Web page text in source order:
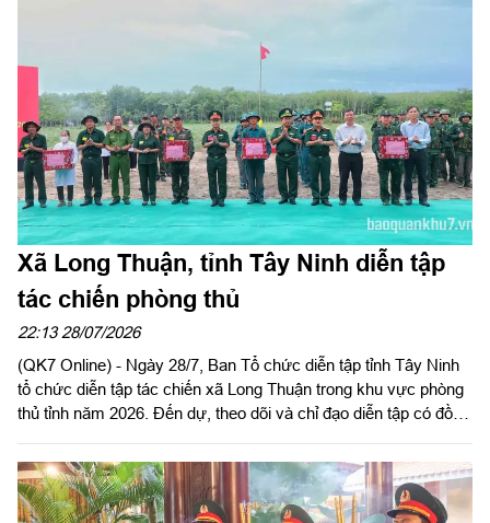
Xã Long Thuận, tỉnh Tây Ninh diễn tập
tác chiến phòng thủ
22:13 28/07/2026
(QK7 Online) - Ngày 28/7, Ban Tổ chức diễn tập tỉnh Tây Ninh
tổ chức diễn tập tác chiến xã Long Thuận trong khu vực phòng
thủ tỉnh năm 2026. Đến dự, theo dõi và chỉ đạo diễn tập có đồng
ban tổ chức diễn tập tỉnh; Đại tá Trần Đình Hưng, Phó Chỉ huy
trưởng, Tham mưu trưởng Bộ CHQS tỉnh, Ủy viên Ban Chỉ đạo
diễn tập tỉnh, Phó Trưởng ban thường trực Ban tổ chức diễn tập